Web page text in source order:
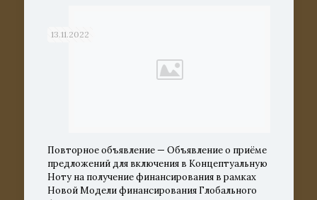
13.11.2022
Повторное объявление — Объявление о приёме
предложений для включения в Концептуальную
Ноту на получение финансирования в рамках
Новой Модели финансирования Глобального